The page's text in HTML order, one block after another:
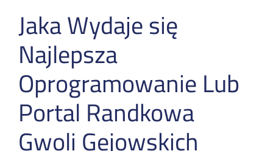
Jaka Wydaje się
Najlepsza
Oprogramowanie Lub
Portal Randkowa
Gwoli Gejowskich